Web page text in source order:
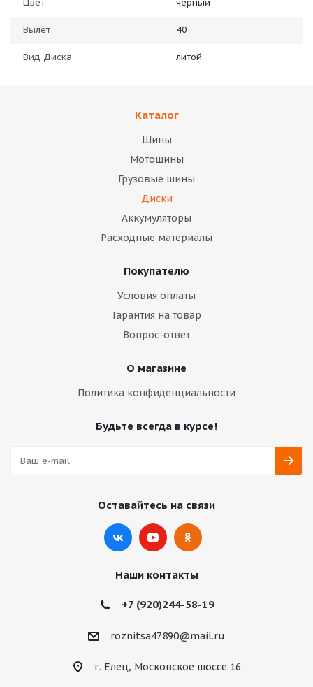
Цвет черный
Вылет 40
Вид Диска литой
Каталог
Шины
Мотошины
Грузовые шины
Диски
Аккумуляторы
Расходные материалы
Покупателю
Условия оплаты
Гарантия на товар
Вопрос-ответ
О магазине
Политика конфиденциальности
Будьте всегда в курсе!
Оставайтесь на связи
Наши контакты
+7 (920)244-58-19
roznitsa47890@mail.ru
г. Елец, Московское шоссе 16